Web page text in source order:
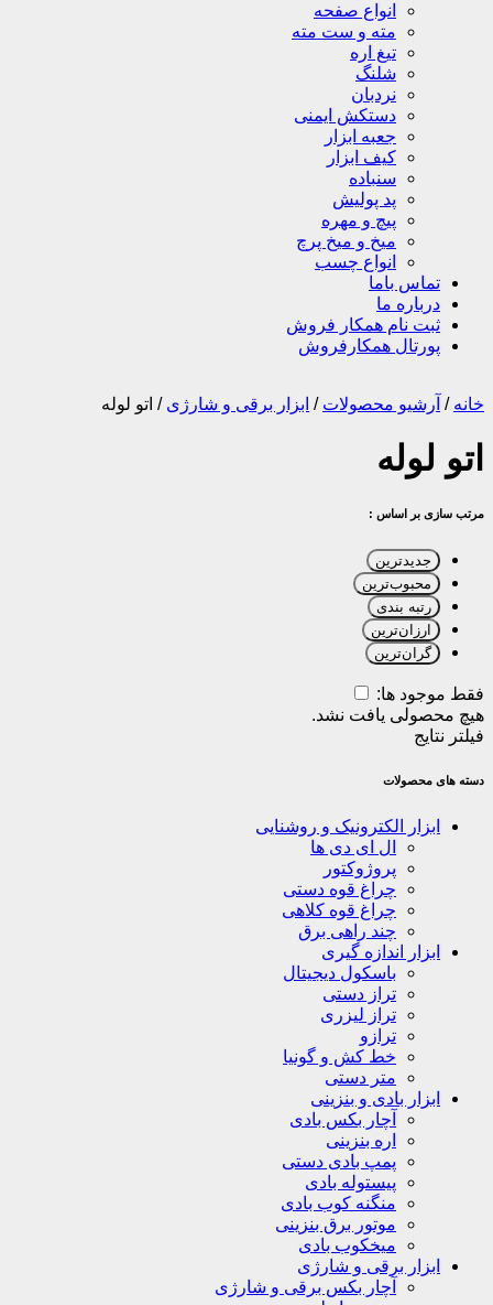
انواع صفحه
مته و ست مته
تیغ اره
شلنگ
نردبان
دستکش ایمنی
جعبه ابزار
کیف ابزار
سنباده
پد پولیش
پیچ و مهره
میخ و میخ پرچ
انواع چسب
تماس باما
درباره ما
ثبت نام همکار فروش
پورتال همکارفروش
خانه / آرشیو محصولات / ابزار برقی و شارژی / اتو لوله
اتو لوله
مرتب سازی بر اساس :
جدیدترین
محبوب‌ترین
رتبه بندی
ارزان‌ترین
گران‌ترین
فقط موجود ها:
هیچ محصولی یافت نشد.
فیلتر نتایج
دسته های محصولات
ابزار الکترونیک و روشنایی
ال ای دی ها
پروژوکتور
چراغ قوه دستی
چراغ قوه کلاهی
چند راهی برق
ابزار اندازه گیری
باسکول دیجیتال
تراز دستی
تراز لیزری
ترازو
خط کش و گونیا
متر دستی
ابزار بادی و بنزینی
آچار بکس بادی
اره بنزینی
پمپ بادی دستی
پیستوله بادی
منگنه کوب بادی
موتور برق بنزینی
میخکوب بادی
ابزار برقی و شارژی
آچار بکس برقی و شارژی